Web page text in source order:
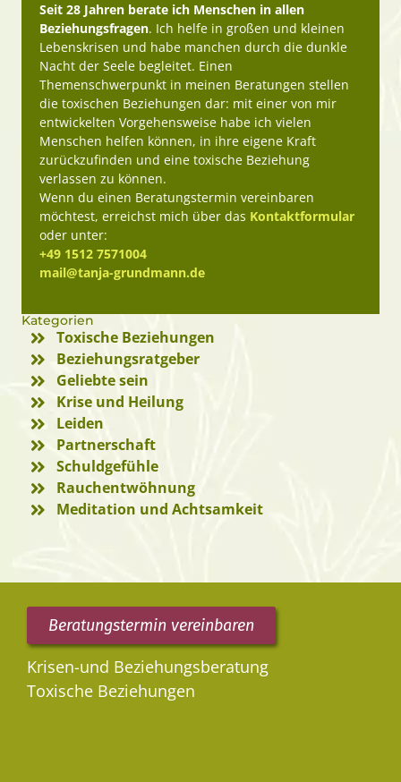
Seit 28 Jahren berate ich Menschen in allen
Beziehungsfragen. Ich helfe in großen und kleinen
Lebenskrisen und habe manchen durch die dunkle
Nacht der Seele begleitet. Einen
Themenschwerpunkt in meinen Beratungen stellen
die toxischen Beziehungen dar: mit einer von mir
entwickelten Vorgehensweise habe ich vielen
Menschen helfen können, in ihre eigene Kraft
zurückzufinden und eine toxische Beziehung
verlassen zu können.
Wenn du einen Beratungstermin vereinbaren
möchtest, erreichst mich über das Kontaktformular
oder unter:
+49 1512 7571004
mail@tanja-grundmann.de
Kategorien
Toxische Beziehungen
Beziehungsratgeber
Geliebte sein
Krise und Heilung
Leiden
Partnerschaft
Schuldgefühle
Rauchentwöhnung
Meditation und Achtsamkeit
Beratungstermin vereinbaren
Krisen-und Beziehungsberatung
Toxische Beziehungen